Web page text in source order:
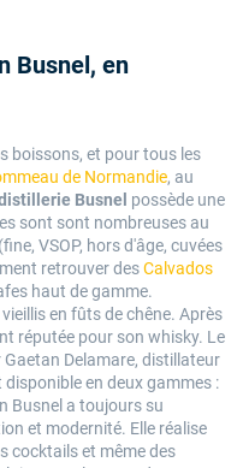
Busnel, en
boissons, et pour tous les
de Normandie, au
Busnel possède une
sont sont nombreuses au
VSOP, hors d'âge, cuvées
retrouver desCalvados
haut de gamme.
en fûts de chêne. Après
réputée pour son whisky. Le
Delamare, distillateur
en deux gammes :
Busnel a toujours su
et modernité. Elle réalise
cocktails et même des